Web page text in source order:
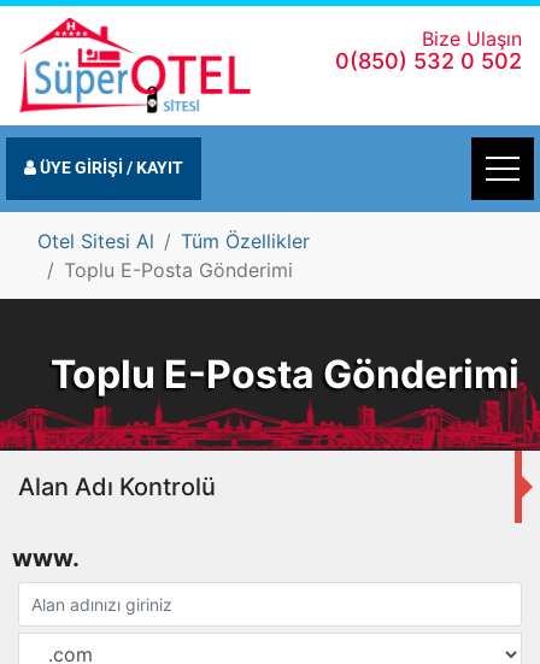
Bize Ulaşın
0(850) 532 0 502
ÜYE GİRİŞİ / KAYIT
Otel Sitesi Al
Tüm Özellikler
Toplu E-Posta Gönderimi
Toplu E-Posta Gönderimi
Alan Adı Kontrolü
www.